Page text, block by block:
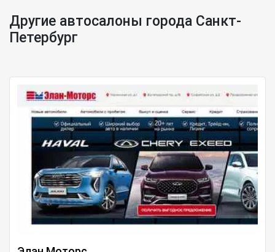
Другие автосалоны города Санкт-
Петербург